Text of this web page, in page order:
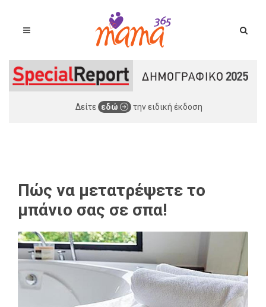
Δείτε εδώ την ειδική έκδοση
Πώς να μετατρέψετε το
μπάνιο σας σε σπα!